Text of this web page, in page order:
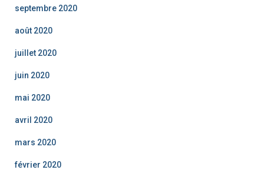
septembre 2020
août 2020
juillet 2020
juin 2020
mai 2020
avril 2020
mars 2020
février 2020